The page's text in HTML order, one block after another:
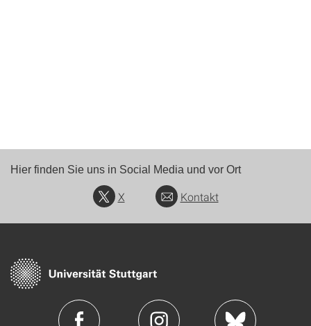
Hier finden Sie uns in Social Media und vor Ort
X Kontakt